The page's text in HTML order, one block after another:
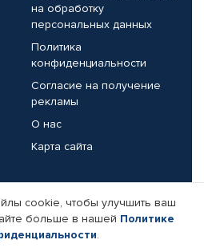
на обработку
персональных данных
Политика
конфиденциальности
Согласие на получение
рекламы
О нас
Карта сайта
Реквизиты компании
cookie, чтобы улучшить ваш
больше в нашей Политике
.